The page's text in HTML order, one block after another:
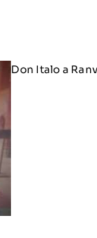
Don Italo a